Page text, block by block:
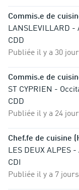
Commis.e de
LANSLEVILLARD
CDD
Publiée il y a 30
Commis.e de
ST CYPRIEN -
CDD
Publiée il y a 24
Chef.fe de cuisine
LES DEUX ALPES
CDI
Publiée il y a 7